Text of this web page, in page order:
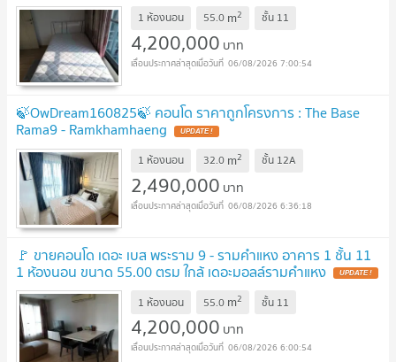
1 ห้องนอน 55.0 m2 ชั้น 11
4,200,000 บาท
06/08/2026 7:00:54
🍃OwDream160825🍃 คอนโด ราคาถูกโครงการ : The Base
Rama9 - Ramkhamhaeng UPDATE !
1 ห้องนอน 32.0 m2 ชั้น 12A
2,490,000 บาท
06/08/2026 6:36:18
🚩 ขายคอนโด เดอะ เบส พระราม 9 - รามคำแหง อาคาร 1 ชั้น 11
1 ห้องนอน ขนาด 55.00 ตรม ใกล้ เดอะมอลล์รามคำแหง UPDATE !
1 ห้องนอน 55.0 m2 ชั้น 11
4,200,000 บาท
06/08/2026 6:00:54